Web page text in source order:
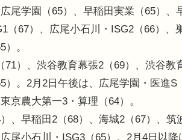
尾学園（65）、早稲田実業（65）
（67）、広尾小石川・ISG2（66）、
。
）、渋谷教育幕張2（69）、渋谷教
）。2月2日午後は、広尾学園・医進S
京農大第一3・算理（64）。
、早稲田2（68）、海城2（67）、筑
尾小石川・ISG3（65）。2月4日以